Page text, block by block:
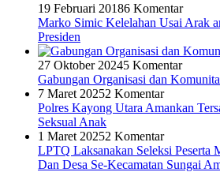
19 Februari 20186 Komentar
Marko Simic Kelelahan Usai Arak
Presiden
27 Oktober 20245 Komentar
Gabungan Organisasi dan
7 Maret 20252 Komentar
Polres Kayong Utara Amankan
Seksual Anak
1 Maret 20252 Komentar
LPTQ Laksanakan Seleksi Peserta
Dan Desa Se-Kecamatan Sungai